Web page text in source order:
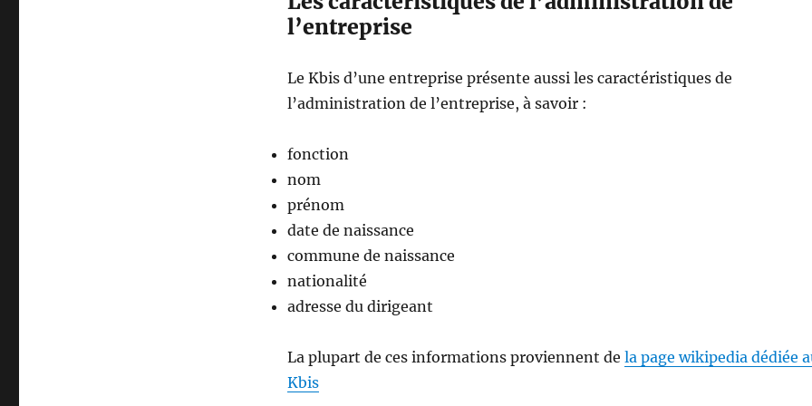
l’entreprise
Le Kbis d’une entreprise présente aussi les caractéristiques de
l’administration de l’entreprise, à savoir :
fonction
nom
prénom
date de naissance
commune de naissance
nationalité
adresse du dirigeant
La plupart de ces informations proviennent de la page wikipedia dédiée
Kbis